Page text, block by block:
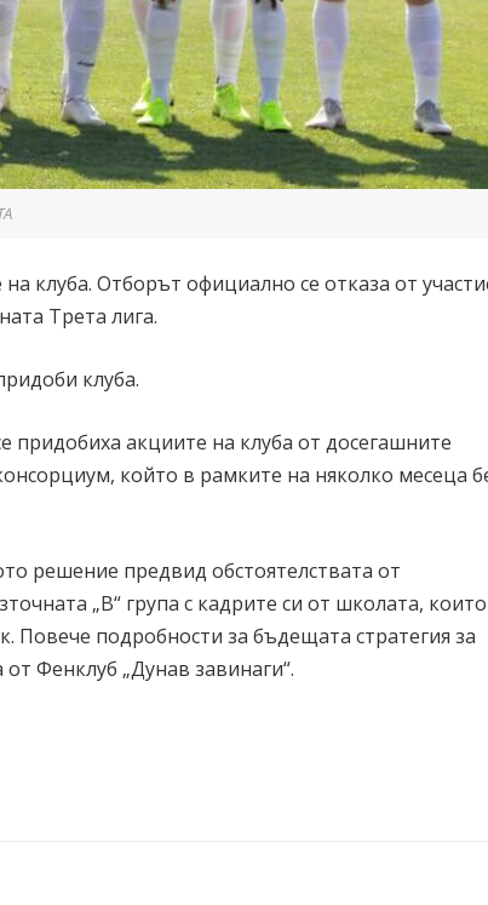
Отборът официално се отказа от
Трета лига.
клуба.
акциите на клуба от досегашните
който в рамките на няколко месеца
решение предвид обстоятелствата от
„В“ група с кадрите си от школата, които
Повече подробности за бъдещата стратегия за
Фенклуб „Дунав завинаги“.